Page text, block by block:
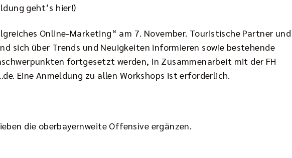
geht’s hier!)
Online-Marketing“ am 7. November. Touristische Partner und
sich über Trends und Neuigkeiten informieren sowie bestehende
fortgesetzt werden, in Zusammenarbeit mit der FH
. Eine Anmeldung zu allen Workshops ist erforderlich.
die oberbayernweite Offensive ergänzen.